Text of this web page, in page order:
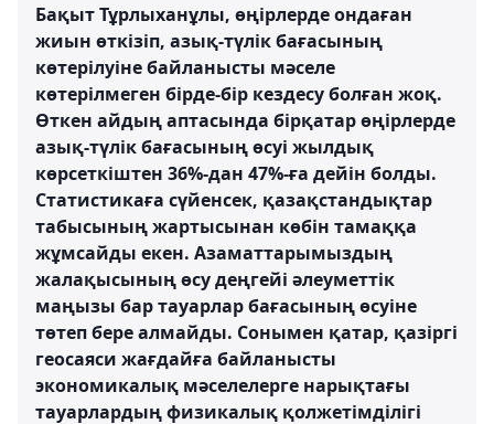
Бақыт Тұрлыханұлы, өңірлерде ондаған
жиын өткізіп, азық-түлік бағасының
көтерілуіне байланысты мәселе
көтерілмеген бірде-бір кездесу болған жоқ.
Өткен айдың аптасында бірқатар өңірлерде
азық-түлік бағасының өсуі жылдық
көрсеткіштен 36%-дан 47%-ға дейін болды.
Статистикаға сүйенсек, қазақстандықтар
табысының жартысынан көбін тамаққа
жұмсайды екен. Азаматтарымыздың
жалақысының өсу деңгейі әлеуметтік
маңызы бар тауарлар бағасының өсуіне
төтеп бере алмайды. Сонымен қатар, қазіргі
геосаяси жағдайға байланысты
экономикалық мәселелерге нарықтағы
тауарлардың физикалық қолжетімділігі